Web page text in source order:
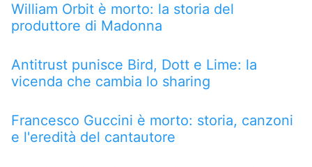
William Orbit è morto: la storia del
produttore di Madonna
Antitrust punisce Bird, Dott e Lime: la
vicenda che cambia lo sharing
Francesco Guccini è morto: storia, canzoni
e l'eredità del cantautore